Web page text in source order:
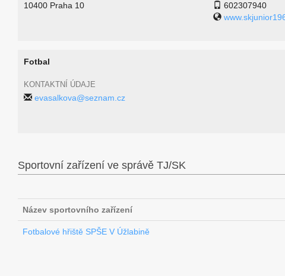
10400 Praha 10
602307940
Fotbal
KONTAKTNÍ ÚDAJE
evasalkova@seznam.cz
Sportovní zařízení ve správě TJ/SK
Název sportovního zařízení
Fotbalové hřiště SPŠE V Úžlabině